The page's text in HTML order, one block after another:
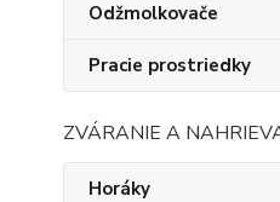
Odžmolkovače
Pracie prostriedky
ZVÁRANIE A
Horáky